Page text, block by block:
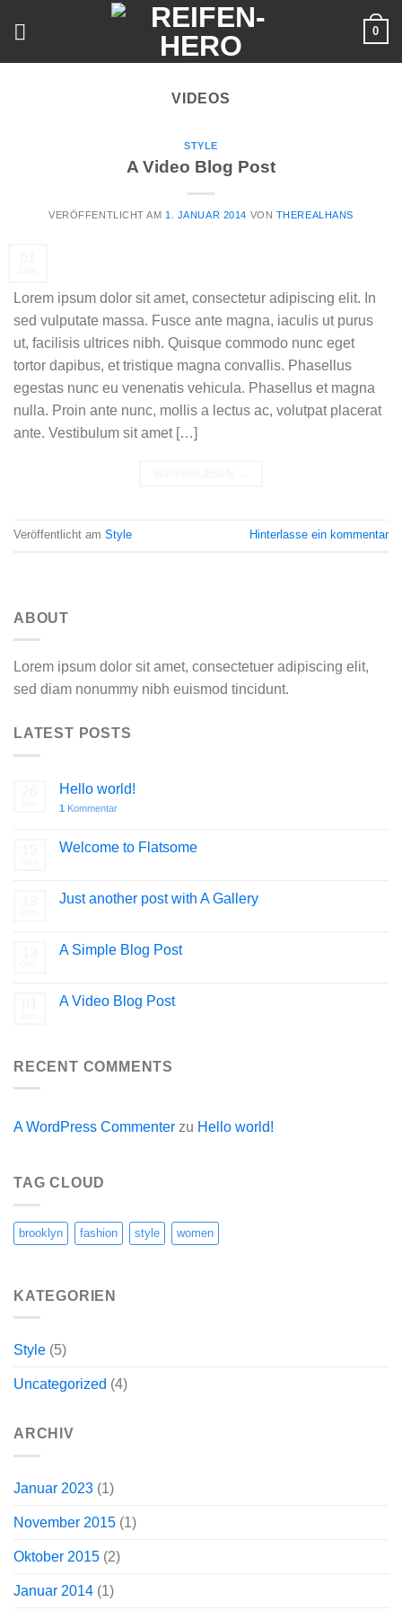
0
VIDEOS
STYLE
A Video Blog Post
VERÖFFENTLICHT AM 1. JANUAR 2014 VON THEREALHANS
Lorem ipsum dolor sit amet, consectetur adipiscing elit. In
sed vulputate massa. Fusce ante magna, iaculis ut purus
ut, facilisis ultrices nibh. Quisque commodo nunc eget
tortor dapibus, et tristique magna convallis. Phasellus
egestas nunc eu venenatis vehicula. Phasellus et magna
nulla. Proin ante nunc, mollis a lectus ac, volutpat placerat
ante. Vestibulum sit amet […]
Veröffentlicht am Style Hinterlasse ein kommentar
ABOUT
Lorem ipsum dolor sit amet, consectetuer adipiscing elit,
sed diam nonummy nibh euismod tincidunt.
LATEST POSTS
Hello world!
1 Kommentar
Welcome to Flatsome
Just another post with A Gallery
A Simple Blog Post
A Video Blog Post
RECENT COMMENTS
A WordPress Commenter zu Hello world!
TAG CLOUD
brooklyn fashion style women
KATEGORIEN
Style (5)
Uncategorized (4)
ARCHIV
Januar 2023 (1)
November 2015 (1)
Oktober 2015 (2)
Januar 2014 (1)